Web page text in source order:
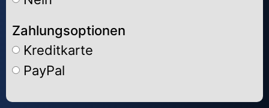
Zahlungsoptionen
Kreditkarte
PayPal
Alternative: